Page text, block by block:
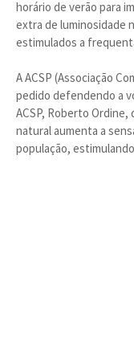
horário de verão para
extra de luminosidade
estimulados a
A ACSP (Associação
pedido defendendo a
ACSP, Roberto
natural aumenta a
população,